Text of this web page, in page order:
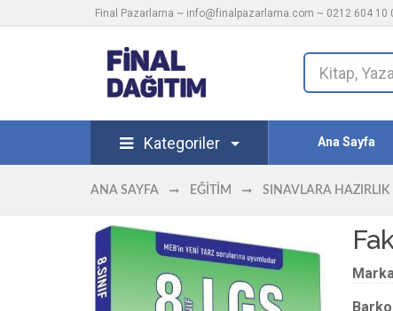
Final Pazarlama ~ info@finalpazarlama.com ~ 0212 604 10
Kategoriler Ana Sayfa
ANA SAYFA EĞITIM SINAVLARA HAZIRLIK